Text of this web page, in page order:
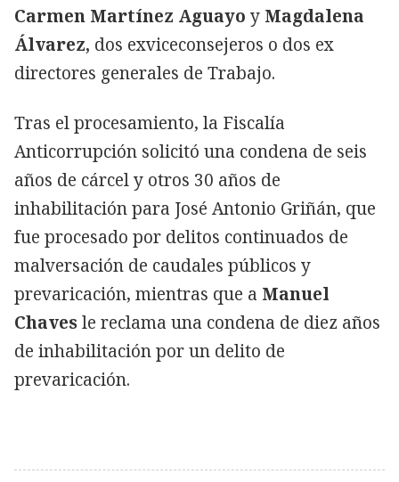
Carmen Martínez Aguayo y Magdalena
Álvarez, dos exviceconsejeros o dos ex
directores generales de Trabajo.
Tras el procesamiento, la Fiscalía
Anticorrupción solicitó una condena de seis
años de cárcel y otros 30 años de
inhabilitación para José Antonio Griñán, que
fue procesado por delitos continuados de
malversación de caudales públicos y
prevaricación, mientras que a Manuel
Chavesle reclama una condena de diez años
de inhabilitación por un delito de
prevaricación.